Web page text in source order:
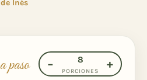
Inés
paso − 8
PORCIONES
+